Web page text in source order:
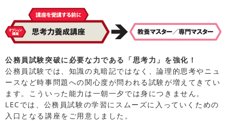
公務員試験突破に必要な力である「思考力」を強化！
公務員試験では、知識の丸暗記ではなく、論理的思考やニュ
ースなど時事問題への関心度が問われる試験が増えてきてい
ます。こういった能力は一朝一夕では身につきません。
LECでは、公務員試験の学習にスムーズに入っていくための
入口となる講座をご用意しました。